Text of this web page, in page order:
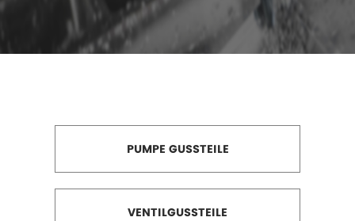
PUMPE GUSSTEILE
VENTILGUSSTEILE